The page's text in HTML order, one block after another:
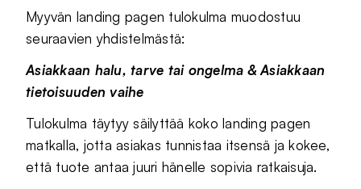
Myyvän landing pagen tulokulma muodostuu
seuraavien yhdistelmästä:
Asiakkaan halu, tarve tai ongelma &Asiakkaan
tietoisuuden vaihe
Tulokulma täytyy säilyttää koko landing pagen
matkalla, jotta asiakas tunnistaa itsensä ja kokee,
että tuote antaa juuri hänelle sopivia ratkaisuja.